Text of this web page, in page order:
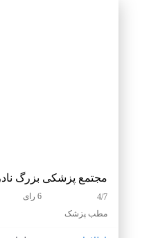
مجتمع پزشکی بزرگ
4/7
6 رای
مطب پزشک